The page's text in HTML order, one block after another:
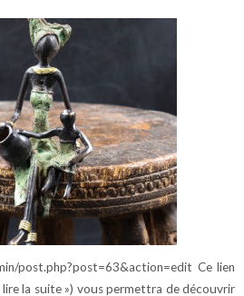
post.php?post=63&action=edit Ce lien
la suite ») vous permettra de découvrir